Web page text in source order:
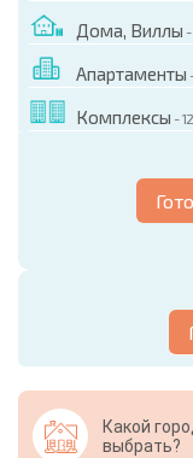
Дома, Виллы
Апартаменты
Комплексы -
Какой
выбрать?